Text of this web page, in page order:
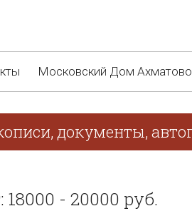
Московский Дом
документы,
18000 - 20000 руб.